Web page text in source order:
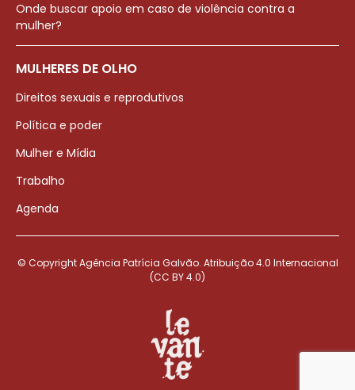
Onde buscar apoio em caso de violência contra a
mulher?
MULHERES DE OLHO
Direitos sexuais e reprodutivos
Política e poder
Mulher e Mídia
Trabalho
Agenda
© Copyright Agência Patrícia Galvão. Atribuição 4.0 Internacional
(CC BY 4.0)